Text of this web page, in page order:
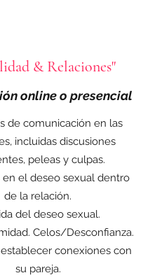
& Relaciones"
onlineo presencial
de comunicación en las
incluidas discusiones
peleas y culpas.
en el deseo sexual dentro
de la relación.
del deseo sexual.
Celos/Desconfianza.
conexiones con
su pareja.